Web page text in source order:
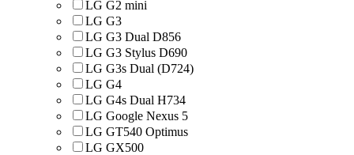
LG G2 mini
LG G3
LG G3 Dual D856
LG G3 Stylus D690
LG G3s Dual (D724)
LG G4
LG G4s Dual H734
LG Google Nexus 5
LG GT540 Optimus
LG GX500